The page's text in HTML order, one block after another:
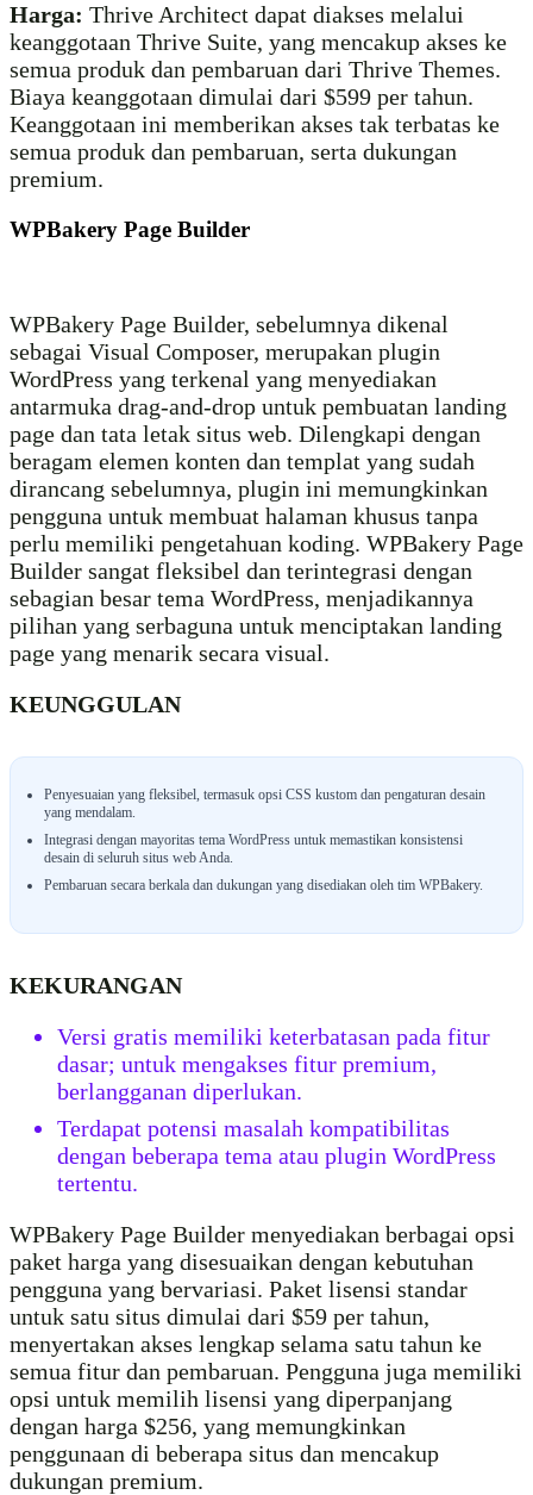
Harga: Thrive Architect dapat diakses melalui
keanggotaan Thrive Suite, yang mencakup akses ke
semua produk dan pembaruan dari Thrive Themes.
Biaya keanggotaan dimulai dari $599 per tahun.
Keanggotaan ini memberikan akses tak terbatas ke
semua produk dan pembaruan, serta dukungan
premium.
WPBakery Page Builder
WPBakery Page Builder, sebelumnya dikenal
sebagai Visual Composer, merupakan plugin
WordPress yang terkenal yang menyediakan
antarmuka drag-and-drop untuk pembuatan landing
page dan tata letak situs web. Dilengkapi dengan
beragam elemen konten dan templat yang sudah
dirancang sebelumnya, plugin ini memungkinkan
pengguna untuk membuat halaman khusus tanpa
perlu memiliki pengetahuan koding. WPBakery Page
Builder sangat fleksibel dan terintegrasi dengan
sebagian besar tema WordPress, menjadikannya
pilihan yang serbaguna untuk menciptakan landing
page yang menarik secara visual.
KEUNGGULAN
Penyesuaian yang fleksibel, termasuk opsi CSS kustom dan pengaturan desain
yang mendalam.
Integrasi dengan mayoritas tema WordPress untuk memastikan konsistensi
desain di seluruh situs web Anda.
Pembaruan secara berkala dan dukungan yang disediakan oleh tim WPBakery.
KEKURANGAN
Versi gratis memiliki keterbatasan pada fitur
dasar; untuk mengakses fitur premium,
berlangganan diperlukan.
Terdapat potensi masalah kompatibilitas
dengan beberapa tema atau plugin WordPress
tertentu.
WPBakery Page Builder menyediakan berbagai opsi
paket harga yang disesuaikan dengan kebutuhan
pengguna yang bervariasi. Paket lisensi standar
untuk satu situs dimulai dari $59 per tahun,
menyertakan akses lengkap selama satu tahun ke
semua fitur dan pembaruan. Pengguna juga memiliki
opsi untuk memilih lisensi yang diperpanjang
dengan harga $256, yang memungkinkan
penggunaan di beberapa situs dan mencakup
dukungan premium.